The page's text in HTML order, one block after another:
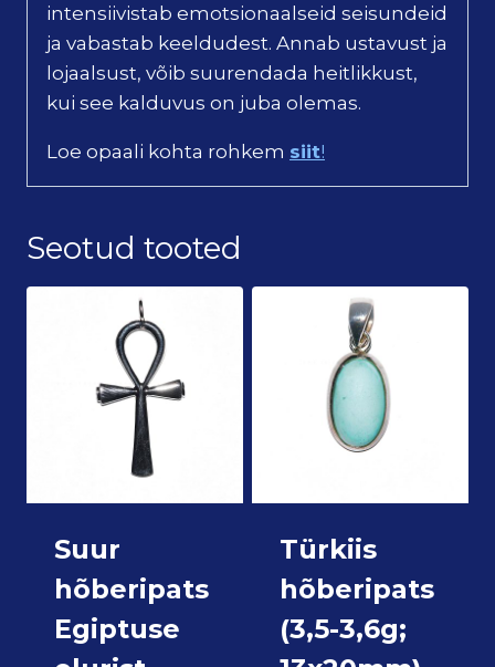
intensiivistab emotsionaalseid seisundeid
ja vabastab keeldudest. Annab ustavust ja
lojaalsust, võib suurendada heitlikkust,
kui see kalduvus on juba olemas.
Loe opaali kohta rohkem siit!
Seotud tooted
Suur
hõberipats
Egiptuse
Türkiis
hõberipats
(3,5-3,6g;